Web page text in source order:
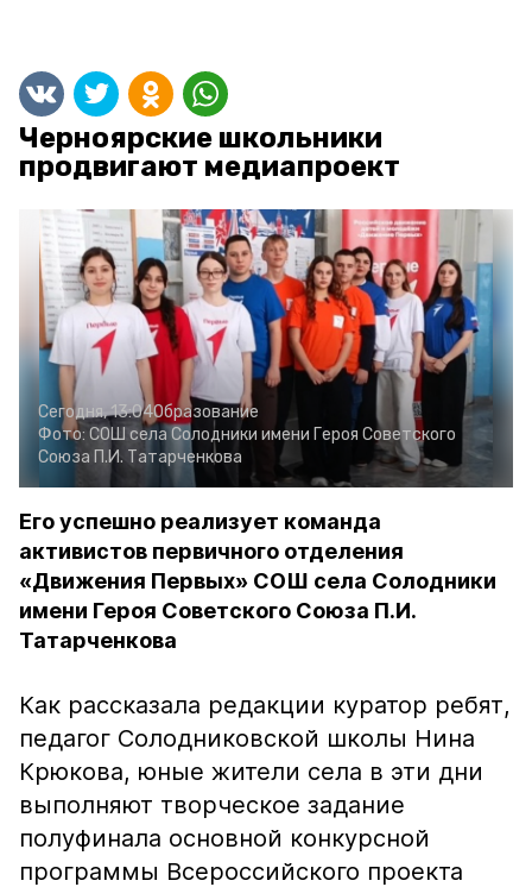
Черноярские школьники
продвигают медиапроект
Сегодня, 13:04Образование
Фото: СОШ села Солодники имени Героя Советского
Союза П.И. Татарченкова
Его успешно реализует команда
активистов первичного отделения
«Движения Первых» СОШ села Солодники
имени Героя Советского Союза П.И.
Татарченкова
Как рассказала редакции куратор ребят,
педагог Солодниковской школы Нина
Крюкова, юные жители села в эти дни
выполняют творческое задание
полуфинала основной конкурсной
программы Всероссийского проекта